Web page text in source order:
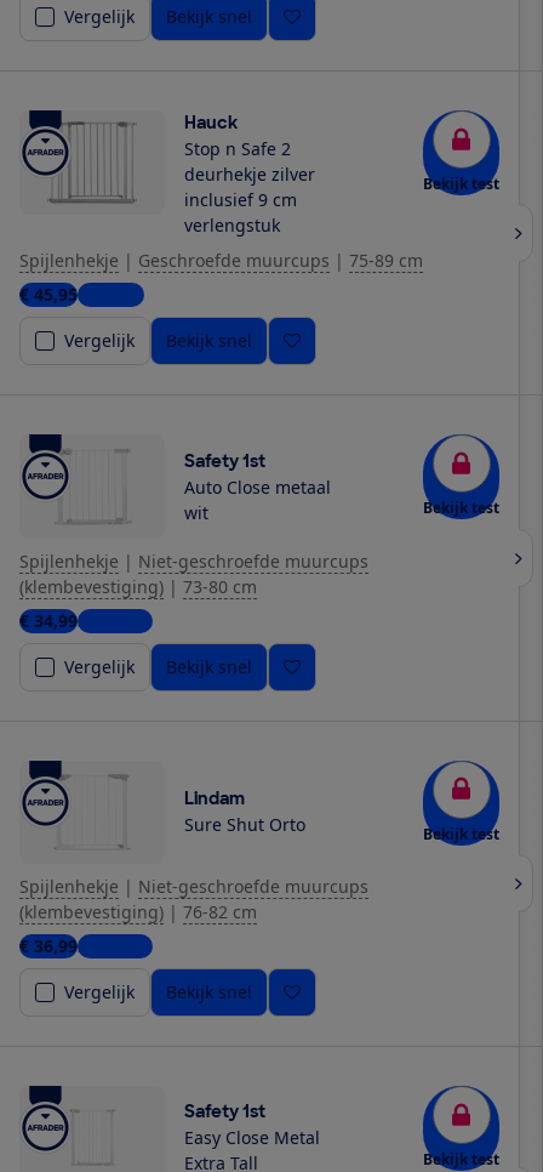
Vergelijk
Bekijk snel
Hauck
Stop n Safe 2
deurhekje zilver
inclusief 9 cm
verlengstuk
Bekijk test
Spijlenhekje | Geschroefde muurcups | 75-89 cm
€ 45,951 winkel
Vergelijk
Bekijk snel
Safety 1st
Auto Close metaal
wit
Bekijk test
Spijlenhekje | Niet-geschroefde muurcups
(klembevestiging) | 73-80 cm
€ 34,993 winkels
Vergelijk
Bekijk snel
Lindam
Sure Shut Orto Bekijk test
Spijlenhekje | Niet-geschroefde muurcups
(klembevestiging) | 76-82 cm
€ 36,992 winkels
Vergelijk
Bekijk snel
Safety 1st
Easy Close Metal
Extra Tall
Bekijk test